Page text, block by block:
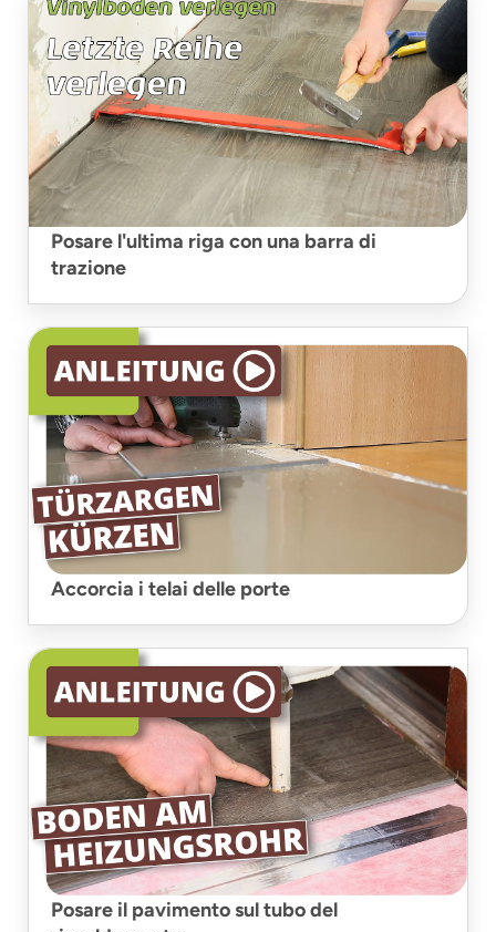
Posare l'ultima riga con una barra di
trazione
Accorcia i telai delle porte
Posare il pavimento sul tubo del